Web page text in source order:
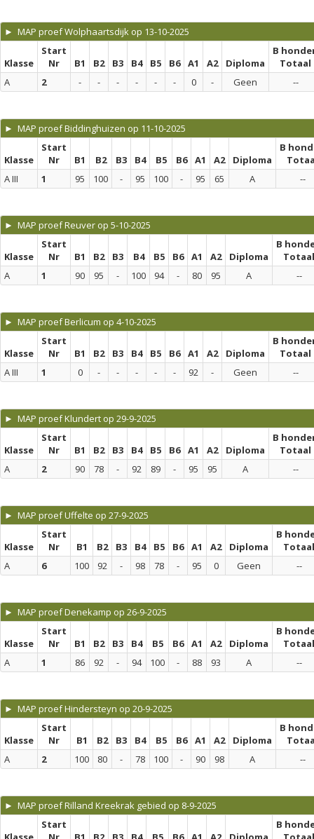
► MAP proef Wolphaartsdijk op 13-10-2025
Klasse
Start
Nr
B1 B2 B3 B4 B5 B6 A1 A2 Diploma
B
Totaal
A
2 - - - - - - 0 - Geen --
► MAP proef Biddinghuizen op 11-10-2025
Klasse
Start
Nr
B1 B2 B3 B4 B5 B6 A1 A2 Diploma
B
A III
1 95 100 - 95 100 - 95 65 A --
► MAP proef Reuver op 5-10-2025
Klasse
Start
Nr
B1 B2 B3 B4 B5 B6 A1 A2 Diploma
B
Totaal
A
1 90 95 - 100 94 - 80 95 A --
► MAP proef Berlicum op 4-10-2025
Klasse
Start
Nr
B1 B2 B3 B4 B5 B6 A1 A2 Diploma
B
Totaal
A III
1 0 - - - - - 92 - Geen --
► MAP proef Klundert op 29-9-2025
Klasse
Start
Nr
B1 B2 B3 B4 B5 B6 A1 A2 Diploma
B
Totaal
A
2 90 78 - 92 89 - 95 95 A --
► MAP proef Uffelte op 27-9-2025
Klasse
Start
Nr
B1 B2 B3 B4 B5 B6 A1 A2 Diploma
B
Totaal
A
6 100 92 - 98 78 - 95 0 Geen --
► MAP proef Denekamp op 26-9-2025
Klasse
Start
Nr
B1 B2 B3 B4 B5 B6 A1 A2 Diploma
B
Totaal
A
1 86 92 - 94 100 - 88 93 A --
► MAP proef Hindersteyn op 20-9-2025
Klasse
Start
Nr
B1 B2 B3 B4 B5 B6 A1 A2 Diploma
B
A
2 100 80 - 78 100 - 90 98 A --
► MAP proef Rilland Kreekrak gebied op 8-9-2025
Start
B